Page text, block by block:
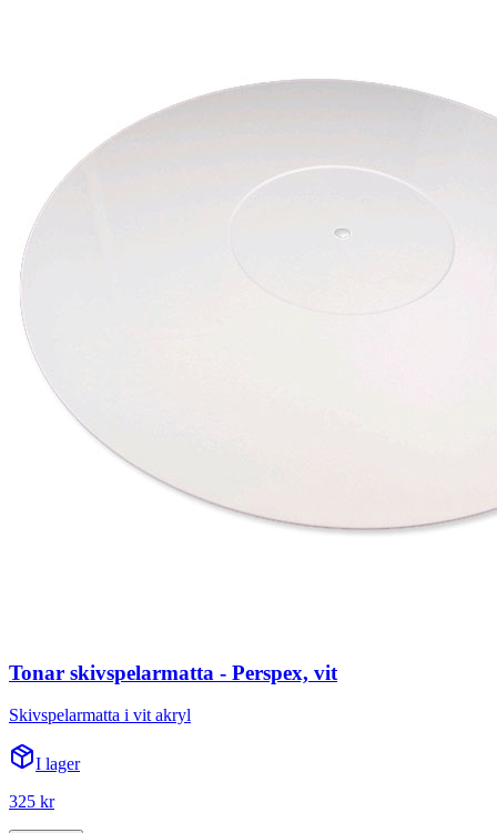
Tonar skivspelarmatta - Perspex, vit
Skivspelarmatta i vit akryl
I lager
325 kr